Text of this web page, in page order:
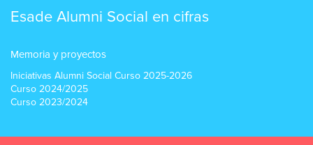
Esade Alumni Social en cifras
Memoria y proyectos
Iniciativas Alumni Social Curso 2025-2026
Curso 2024/2025
Curso 2023/2024